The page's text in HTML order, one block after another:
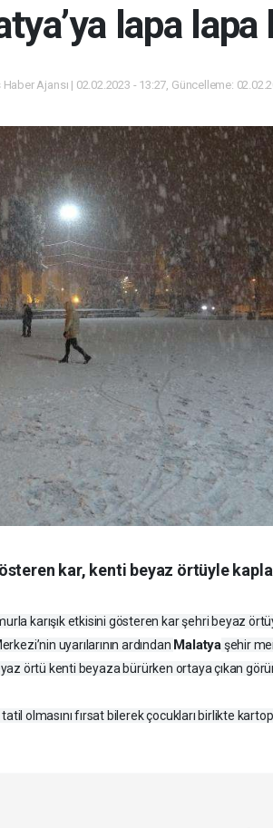
lapa lapa
Ajansı | 02.02.2023 - 13:27, Güncelleme:
kar, kenti beyaz örtüyle
karışık etkisini gösteren kar şehri beyaz
uyarılarının ardından Malatyaşehir
örtü kenti beyaza bürürken ortaya çıkan
olmasını fırsat bilerek çocukları birlikte